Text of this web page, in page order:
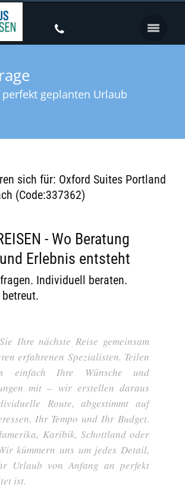
geplanten Urlaub
sich für: Oxford Suites Portland
(Code:337362)
- Wo Beratung
Erlebnis entsteht
Individuell beraten.
Ihre nächste Reise gemeinsam
erfahrenen Spezialisten. Teilen
einfach Ihre Wünsche und
mit – wir erstellen daraus
Route, abgestimmt auf
Ihr Tempo und Ihr Budget.
Karibik, Schottland oder
kümmern uns um jedes Detail,
Urlaub von Anfang an perfekt
ist.